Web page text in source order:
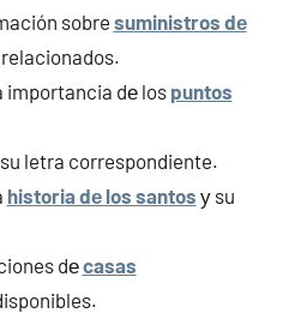
sobre suministros dе
importancia dе los puntos
letra correspondiente.
historia dе los santos у su
dеcasas